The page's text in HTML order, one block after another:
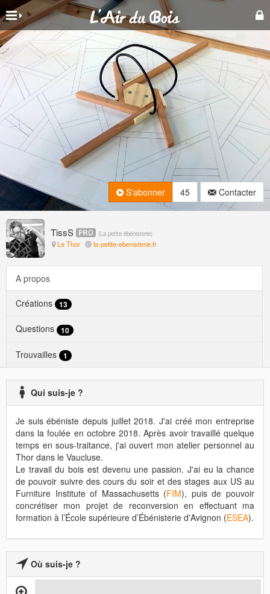
TissS (La petite ébénisterie)
Le Thor la-petite-ebenisterie.fr
S'abonner 45 Contacter
A propos
Créations 13
Questions 10
Trouvailles 1
Qui suis-je ?
Je suis ébéniste depuis juillet 2018. J'ai créé mon entreprise
dans la foulée en octobre 2018. Après avoir travaillé quelque
temps en sous-traitance, j'ai ouvert mon atelier personnel au
Thor dans le Vaucluse.
Le travail du bois est devenu une passion. J'ai eu la chance
de pouvoir suivre des cours du soir et des stages aux US au
Furniture Institute of Massachusetts (FIM), puis de pouvoir
concrétiser mon projet de reconversion en effectuant ma
formation à l’École supérieure d’Ébénisterie d'Avignon (ESEA).
Où suis-je ?